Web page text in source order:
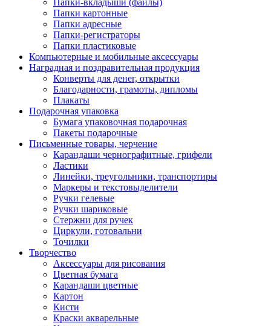
Папки-вкладыши (файлы)
Папки картонные
Папки адресные
Папки-регистраторы
Папки пластиковые
Компьютерные и мобильные аксессуары
Наградная и поздравительная продукция
Конверты для денег, открытки
Благодарности, грамоты, дипломы
Плакаты
Подарочная упаковка
Бумага упаковочная подарочная
Пакеты подарочные
Письменные товары, черчение
Карандаши чернографитные, грифели
Ластики
Линейки, треугольники, транспортиры
Маркеры и текстовыделители
Ручки гелевые
Ручки шариковые
Стержни для ручек
Циркули, готовальни
Точилки
Творчество
Аксессуары для рисования
Цветная бумага
Карандаши цветные
Картон
Кисти
Краски акварельные